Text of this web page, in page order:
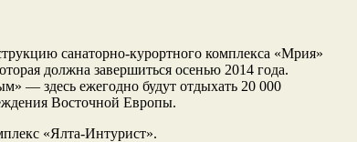
санаторно-курортного комплекса «Мрия»
должна завершиться осенью 2014 года.
— здесь ежегодно будут отдыхать 20 000
Восточной Европы.
«Ялта-Интурист».